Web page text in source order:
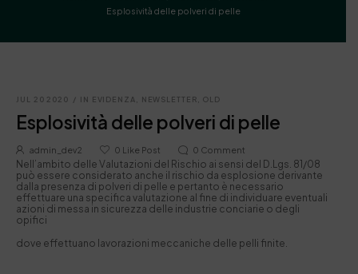
Esplosività delle polveri di pelle
JUL 20 2020 / IN EVIDENZA, NEWSLETTER, OLD
Esplosività delle polveri di pelle
admin_dev2 0 Like Post 0 Comment
Nell’ambito delle Valutazioni del Rischio ai sensi del D.Lgs. 81/08
può essere considerato anche il rischio da esplosione derivante
dalla presenza di polveri di pelle e pertanto è necessario
effettuare una specifica valutazione al fine di individuare eventuali
azioni di messa in sicurezza delle industrie conciarie o degli
opifici
dove effettuano lavorazioni meccaniche delle pelli finite.